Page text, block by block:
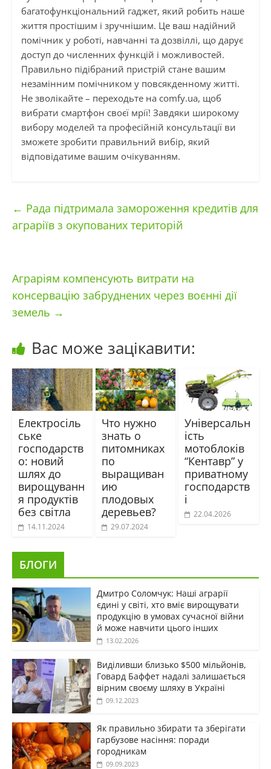
багатофункціональний гаджет, який робить наше
життя простішим і зручнішим. Це ваш надійний
помічник у роботі, навчанні та дозвіллі, що дарує
доступ до численних функцій і можливостей.
Правильно підібраний пристрій стане вашим
незамінним помічником у повсякденному житті.
Не зволікайте – переходьте на comfy.ua, щоб
вибрати смартфон своєї мрії! Завдяки широкому
вибору моделей та професійній консультації ви
зможете зробити правильний вибір, який
відповідатиме вашим очікуванням.
← Рада підтримала замороження кредитів для
аграріїв з окупованих територій
Аграріям компенсують витрати на
консервацію забруднених через воєнні дії
земель →
Вас може зацікавити:
Електросіль
ське
господарств
о: новий
шлях до
вирощуванн
я продуктів
без світла
14.11.2024
Что нужно
знать о
питомниках
по
выращиван
ию
плодовых
деревьев?
29.07.2024
Універсальн
ість
мотоблоків
“Кентавр” у
приватному
господарств
і
22.04.2026
БЛОГИ
Дмитро Соломчук: Наші аграрії
єдині у світі, хто вміє вирощувати
продукцію в умовах сучасної війни
й може навчити цього інших
13.02.2026
Виділивши близько $500 мільйонів,
Говард Баффет надалі залишається
вірним своєму шляху в Україні
09.12.2023
Як правильно збирати та зберігати
гарбузове насіння: поради
городникам
09.09.2023